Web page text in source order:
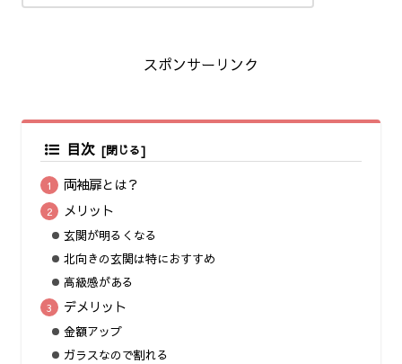
スポンサーリンク
目次
両袖扉とは？
メリット
玄関が明るくなる
北向きの玄関は特におすすめ
高級感がある
デメリット
金額アップ
ガラスなので割れる